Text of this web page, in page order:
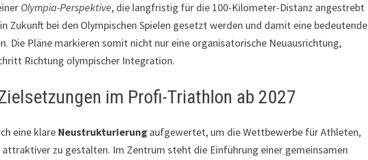
Olympia-Perspektive, die langfristig für die 100-Kilometer-Distanz angestrebt
Zukunft bei den Olympischen Spielen gesetzt werden und damit eine bedeutende
Die Pläne markieren somit nicht nur eine organisatorische Neuausrichtung,
Richtung olympischer Integration.
im Profi-Triathlon ab 2027
eine klare Neustrukturierung aufgewertet, um die Wettbewerbe für Athleten,
attraktiver zu gestalten. Im Zentrum steht die Einführung einer gemeinsamen